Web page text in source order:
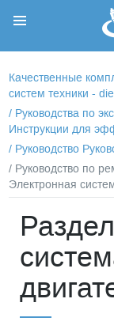
Качественные
систем техники -
/ Руководства по
Инструкции для
/ Руководство
/ Руководство по
Электронная